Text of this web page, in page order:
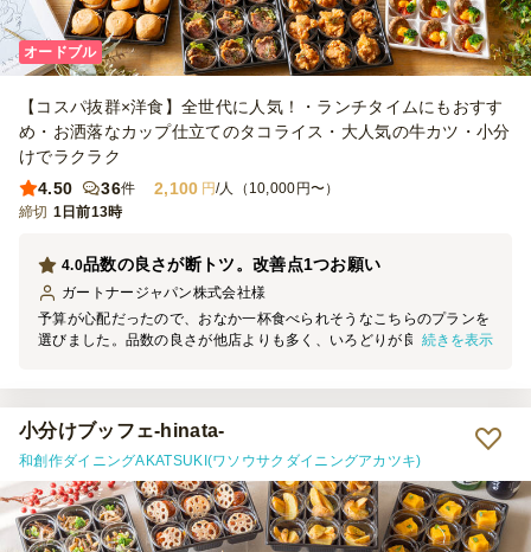
オードブル
【コスパ抜群×洋食】全世代に人気！・ランチタイムにもおすす
め・お洒落なカップ仕立てのタコライス・大人気の牛カツ・小分
けでラクラク
4.50
36件 2,100 円/人（10,000円〜）
締切 1日前13時
品数の良さが断トツ。改善点1つお願い
4.0
ガートナージャパン株式会社様
予算が心配だったので、おなか一杯食べられそうなこちらのプランを
選びました。品数の良さが他店よりも多く、いろどりが良い点で、男
に残ったものを片付けた担当者の視点で今回感じたことは、男性は老
若問わずに肉ものが大好き。いろどりの工夫がなされているこちらの
お料理プランは、９個入りボックスで提供いただいたのですが、小さ
くても良いので、「このおかずは〇〇です」とわかるようなメニュー
のシールを、全部でなくて良いので、貼っていただけると、もっと売
れ行きが良くなったのではと思います。注文者本人は、「これタコラ
イスだな」というように見ればパッとわかるのですが、食べる人たち
続きを表示
小分けブッフェ-hinata-
和創作ダイニングAKATSUKI(ワソウサクダイニングアカツキ)